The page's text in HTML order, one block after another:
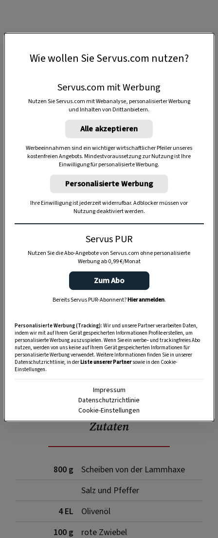
Anzeige
SPEICHERN
Zutaten
800 g
Scheiben von der Lammhaxe
Salz und Pfeffer
4 EL
Olivenöl
100 g
rote Zwiebel
Wie wollen Sie Servus.com nutzen?
Servus.com mit Werbung
Nutzen Sie Servus.com mit Webanalyse, personalisierter Werbung
und Inhalten von Drittanbietern.
Alle akzeptieren
Werbeeinnahmen sind ein wichtiger wirtschaftlicher Pfeiler unseres
kostenfreien Angebots. Mindestvoraussetzung zur Nutzung ist Ihre
Einwilligung für personalisierte Werbung.
Personalisierte Werbung
Ihre Einwilligung ist jederzeit widerrufbar. Adblocker müssen vor
Nutzung deaktiviert werden.
Servus PUR
Nutzen Sie die Abo-Angebote von Servus.com ohne personalisierte
Werbung ab 0,99 €/Monat
Zum Abo
Bereits Servus PUR-Abonnent?Hier anmelden.
Personalisierte Werbung (Tracking): Wir und unsere Partner verarbeiten Daten,
indem wir mit auf Ihrem Gerät gespeicherten Informationen Profile erstellen, um
personalisierte Werbung auszuspielen. Wenn Sie ein werbe– und trackingfreies Abo
nutzen, werden von uns keine auf Ihrem Gerät gespeicherten Informationen für
personalisierte Werbung verwendet. Weitere Informationen finden Sie in unserer
Datenschutzrichtlinie, in derListe unserer Partnersowie in den Cookie-
Einstellungen.
Impressum
Datenschutzrichtlinie
Cookie-Einstellungen